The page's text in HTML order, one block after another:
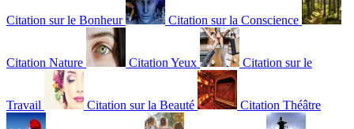
Citation sur le Bonheur Citation sur la Conscience
Citation Nature Citation Yeux Citation sur le
Travail Citation sur la Beauté Citation Théâtre